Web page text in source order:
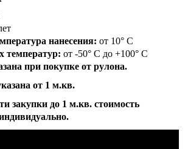
нанесения: от 10° C
температур: от -50° C до +100° C
при покупке от рулона.
от 1 м.кв.
закупки до 1 м.кв. стоимость